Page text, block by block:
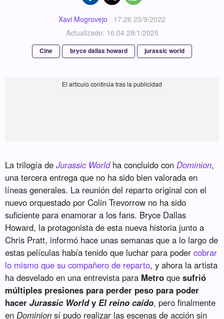
Xavi Mogrovejo · 17:26 23/9/2022
Actualizado: 16:04 28/1/2025
Cine bryce dallas howard jurassic world
La trilogía deJurassic Worldha concluido con Dominion,
una tercera entrega que no ha sido bien valorada en
líneas generales. La reunión del reparto original con el
nuevo orquestado por Colin Trevorrow no ha sido
suficiente para enamorar a los fans. Bryce Dallas
Howard, la protagonista de esta nueva historia junto a
Chris Pratt, informó hace unas semanas que a lo largo de
estas películas había tenido que luchar para podercobrar
lo mismo que su compañero de reparto, y ahora la artista
ha desvelado en una entrevista para Metro quesufrió
múltiples presiones para perder peso para poder
hacerJurassic Worldy El reino caído, pero finalmente
en Dominion sí pudo realizar las escenas de acción sin